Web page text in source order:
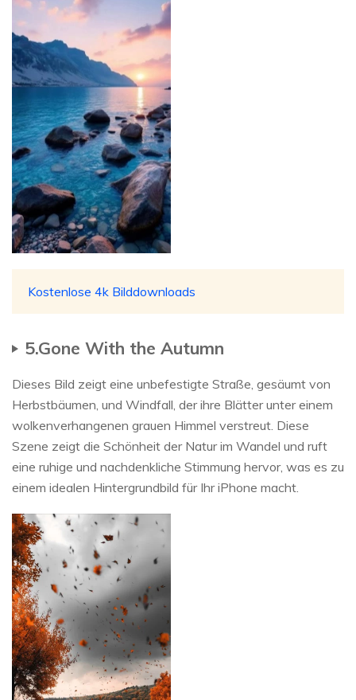
Kostenlose 4k Bilddownloads
5.Gone With the Autumn
Dieses Bild zeigt eine unbefestigte Straße, gesäumt von
Herbstbäumen, und Windfall, der ihre Blätter unter einem
wolkenverhangenen grauen Himmel verstreut. Diese
Szene zeigt die Schönheit der Natur im Wandel und ruft
eine ruhige und nachdenkliche Stimmung hervor, was es zu
einem idealen Hintergrundbild für Ihr iPhone macht.